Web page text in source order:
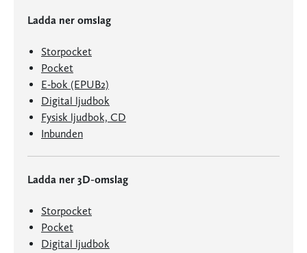
Ladda ner omslag
Storpocket
Pocket
E-bok (EPUB2)
Digital ljudbok
Fysisk ljudbok, CD
Inbunden
Ladda ner 3D-omslag
Storpocket
Pocket
Digital ljudbok